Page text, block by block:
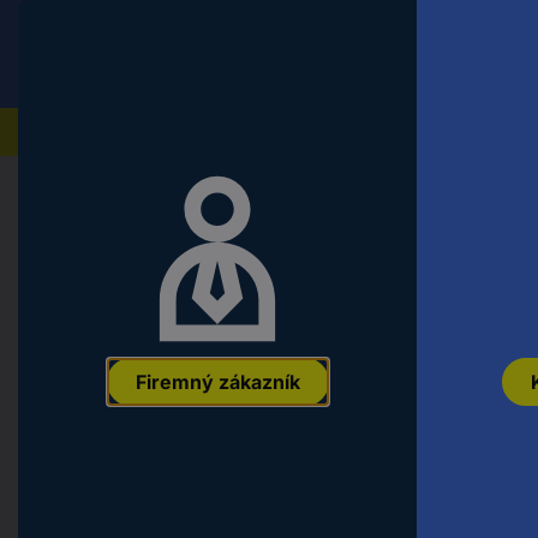
Firemný zákazník
Náradie a dielňa Príslušenstvo pre
Dremel 26157122JA frézovacie
8710364044856 Označenie výrobcu: